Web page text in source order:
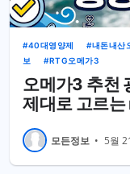
40대영양제 내돈내산
보
RTG오메가3
오메가3 추천
제대로 고르는
모든정보 • 5월